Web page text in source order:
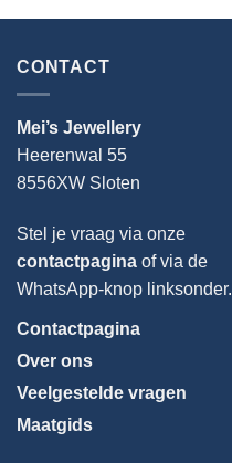
CONTACT
Mei’s Jewellery
Heerenwal 55
8556XW Sloten
Stel je vraag via onze
contactpagina of via de
WhatsApp-knop linksonder.
Contactpagina
Over ons
Veelgestelde vragen
Maatgids